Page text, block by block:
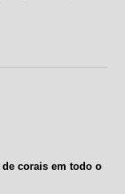
corais em todo o